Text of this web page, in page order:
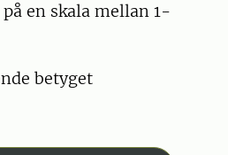
en skala mellan 1-
betyget